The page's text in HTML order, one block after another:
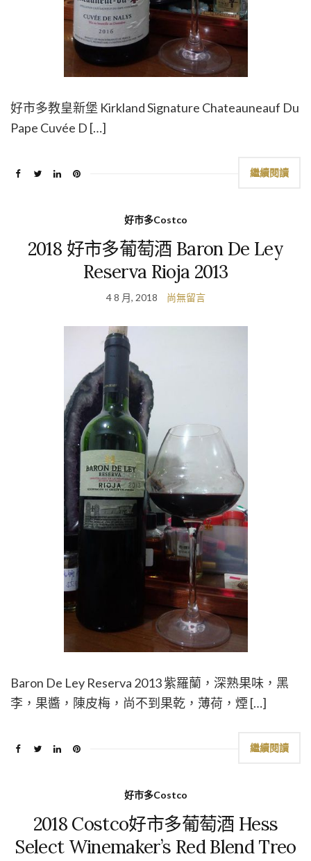
好市多教皇新堡 Kirkland Signature Chateauneauf Du
Pape Cuvée D […]
繼續閱讀
好市多Costco
2018 好市多葡萄酒 Baron De Ley
Reserva Rioja 2013
4 8 月, 2018 尚無留言
Baron De Ley Reserva 2013 紫羅蘭，深熟果味，黑
李，果醬，陳皮梅，尚不到果乾，薄荷，煙 […]
繼續閱讀
好市多Costco
2018 Costco好市多葡萄酒 Hess
Select Winemaker’s Red Blend Treo